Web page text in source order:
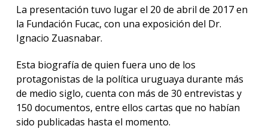
Blog
La presentación tuvo lugar el 20 de abril de 2017 en
la Fundación Fucac, con una exposición del Dr.
Ignacio Zuasnabar.
Esta biografía de quien fuera uno de los
protagonistas de la política uruguaya durante más
de medio siglo, cuenta con más de 30 entrevistas y
150 documentos, entre ellos cartas que no habían
sido publicadas hasta el momento.